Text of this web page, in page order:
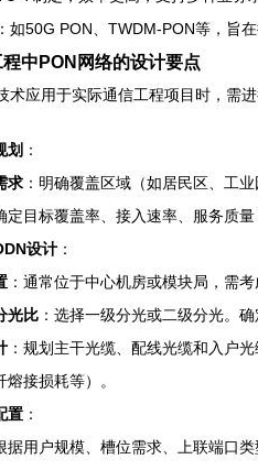
：如50G PON、TWDM-PON等，旨
中PON网络的设计要点
术应用于实际通信工程项目时，需
划 ：
求 ：明确覆盖区域（如居民区、工
定目标覆盖率、接入速率、服务质
设计 ：
：通常位于中心机房或模块局，需
光比 ：选择一级分光或二级分光。
：规划主干光缆、配线光缆和入户
接损耗等）。
置 ：
据用户规模、槽位需求、上联端口